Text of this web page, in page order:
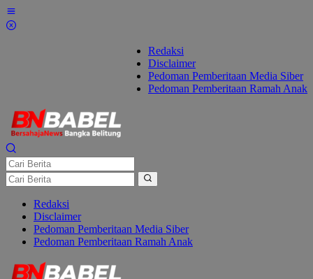
Lewati
ke
Redaksi
Disclaimer
Pedoman Pemberitaan Media Siber
Pedoman Pemberitaan Ramah Anak
Redaksi
Disclaimer
Pedoman Pemberitaan Media Siber
Pedoman Pemberitaan Ramah Anak